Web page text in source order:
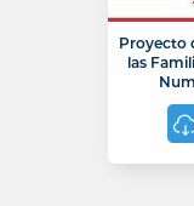
Proyecto
las